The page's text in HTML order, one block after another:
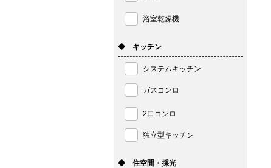
浴室乾燥機
◆ キッチン
システムキッチン
ガスコンロ
2口コンロ
独立型キッチン
◆ 住空間・採光